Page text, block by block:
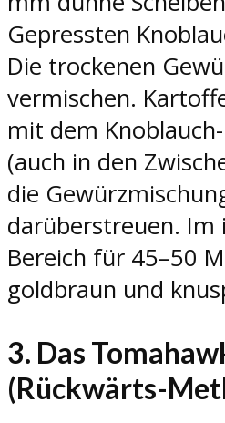
Gepressten
Die trockenen
vermischen.
mit dem
(auch in den
die
darüberstreuen. Im
Bereich für 45–50
goldbraun und
3. Das
(Rückwärts-